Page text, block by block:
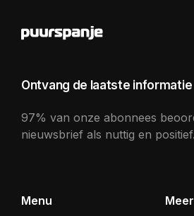
Ontvang de laatste informatie
97% van onze abonnees
nieuwsbrief als nuttig en positief.
Menu Meer